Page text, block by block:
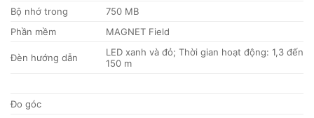
Bộ nhớ trong
750 MB
Phần mềm
MAGNET Field
Đèn hướng dẫn
LED xanh và đỏ; Thời gian hoạt động: 1,3 đến
150 m
Đo góc